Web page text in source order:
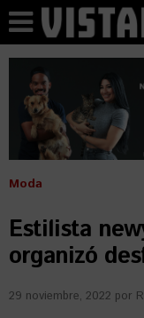
Moda
Estilista
organizó
29 noviembre, 2022 por